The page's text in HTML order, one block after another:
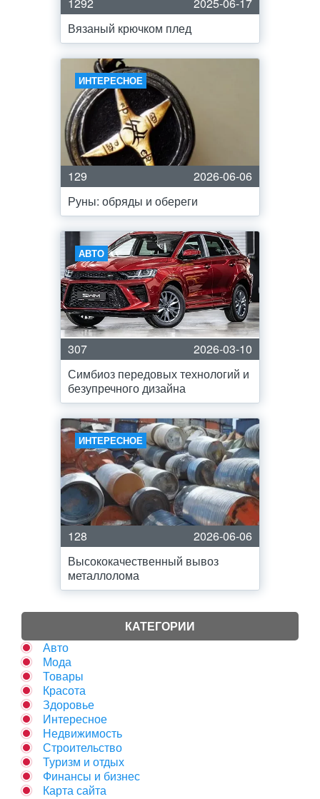
Вязаный крючком плед
ИНТЕРЕСНОЕ
129
2026-06-06
Руны: обряды и обереги
АВТО
307
2026-03-10
Симбиоз передовых технологий и
безупречного дизайна
ИНТЕРЕСНОЕ
128
2026-06-06
Высококачественный вывоз
металлолома
КАТЕГОРИИ
Авто
Мода
Товары
Красота
Здоровье
Интересное
Недвижимость
Строительство
Туризм и отдых
Финансы и бизнес
Карта сайта